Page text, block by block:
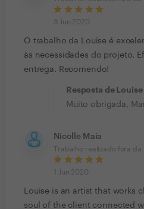
3 Jun 2020
O trabalho da Louise é
às necessidades do projeto.
entrega. Recomendo!
Resposta de
Muito obrigada,
Nicolle Maia
Trabalho realizado fora
1 Jun 2020
Louise is an artist that works
soul of the client connected